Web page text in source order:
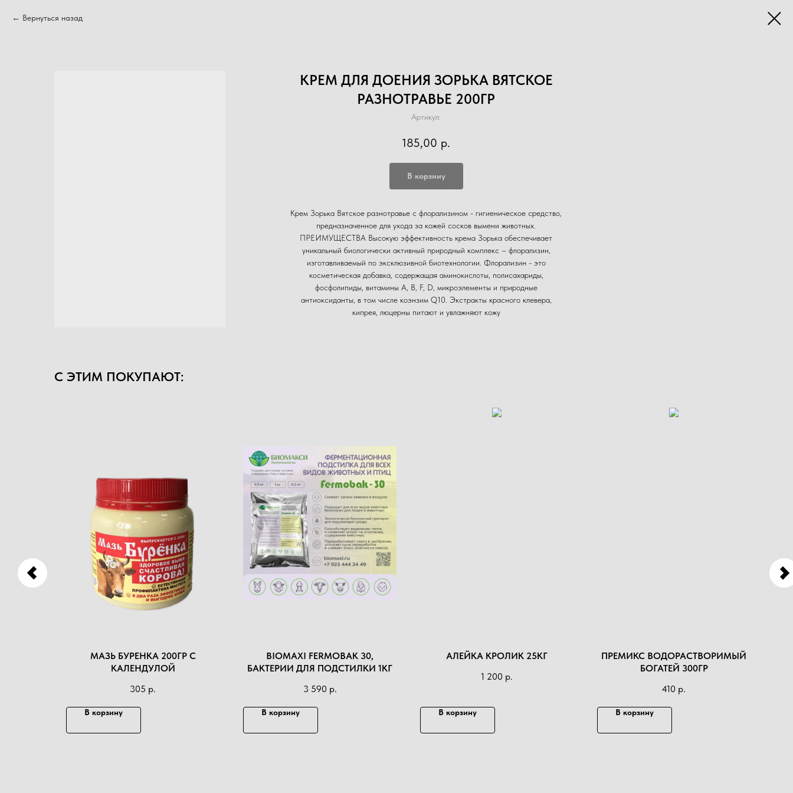
Вернуться назад
КРЕМ ДЛЯ ДОЕНИЯ ЗОРЬКА ВЯТСКОЕ
РАЗНОТРАВЬЕ 200ГР
Артикул:
185,00 р.
В корзину
Крем Зорька Вятское разнотравье с флорализином - гигиеническое средство,
предназначенное для ухода за кожей сосков вымени животных.
ПРЕИМУЩЕСТВА Высокую эффективность крема Зорька обеспечивает
уникальный биологически активный природный комплекс – флорализин,
изготавливаемый по эксклюзивной биотехнологии. Флорализин - это
косметическая добавка, содержащая аминокислоты, полисахариды,
фосфолипиды, витамины А, В, F, D, микроэлементы и природные
антиоксиданты, в том числе коэнзим Q10. Экстракты красного клевера,
кипрея, люцерны питают и увлажняют кожу
С ЭТИМ ПОКУПАЮТ:
МАЗЬ БУРЕНКА 200ГР С
КАЛЕНДУЛОЙ
305 р.
В корзину
BIOMAXI FERMOBAK 30,
БАКТЕРИИ ДЛЯ ПОДСТИЛКИ 1КГ
3 590 р.
В корзину
АЛЕЙКА КРОЛИК 25КГ
1 200 р.
В корзину
ПРЕМИКС ВОДОРАСТВОРИМЫЙ
БОГАТЕЙ 300ГР
410 р.
В корзину